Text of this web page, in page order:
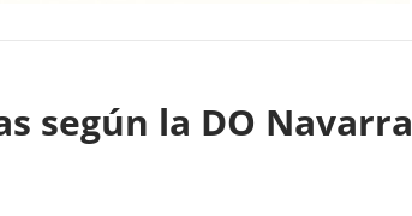
según la DO Navarra